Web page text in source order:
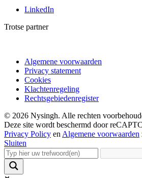
LinkedIn
Trotse partner
Algemene voorwaarden
Privacy statement
Cookies
Klachtenregeling
Rechtsgebiedenregister
© 2026 Nysingh. Alle rechten
Deze site wordt beschermd door
Privacy Policy en Algemene voorwaarden
Sluiten